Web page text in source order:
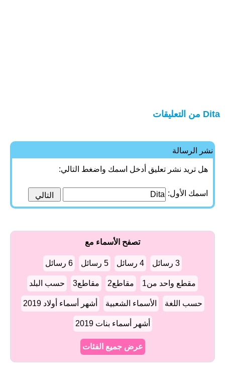
Dita من التعليقات
نشر الرسالة
هل تريد نشر تعليق أدخل اسمك واضغط التالي:
اسمك الأول:
تصفح الأسماء مع
3 رسائل 4 رسائل 5 رسائل 6 رسائل
مقطع واحد من1 مقاطع2 مقاطع3 حسب البلد
حسب اللغة الأسماء الشعبية أشهر أسماء أولاد 2019
أشهر أسماء بنات 2019
عرض جميع الفئات